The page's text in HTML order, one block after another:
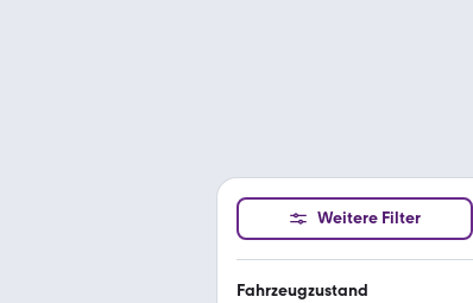
Weitere Filter
Fahrzeugzustand